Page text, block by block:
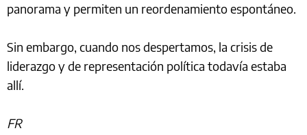
panorama y permiten un reordenamiento espontáneo.
Sin embargo, cuando nos despertamos, la crisis de
liderazgo y de representación política todavía estaba
allí.
FR